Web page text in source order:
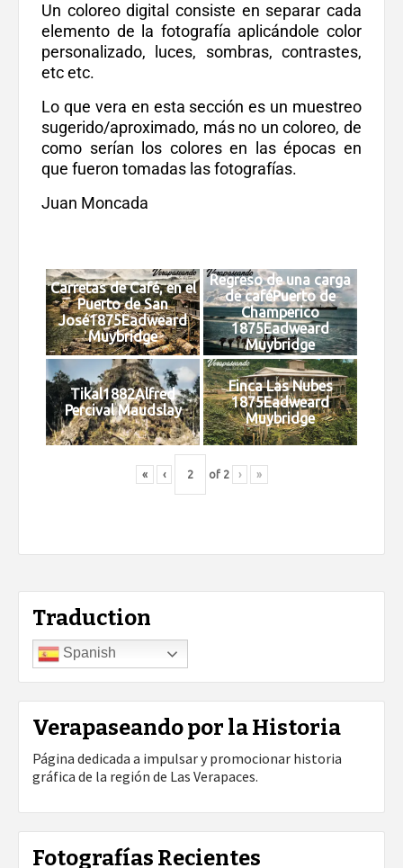
Un coloreo digital consiste en separar cada
elemento de la fotografía aplicándole color
personalizado, luces, sombras, contrastes,
etc etc.
Lo que vera en esta sección es un muestreo
sugerido/aproximado, más no un coloreo, de
como serían los colores en las épocas en
que fueron tomadas las fotografías.
Juan Moncada
Carretas de Café, en el
Puerto de San
José1875Eadweard
Muybridge
Regreso de una carga
de caféPuerto de
Champerico
1875Eadweard
Muybridge
Tikal1882Alfred
Percival Maudslay
Finca Las Nubes
1875Eadweard
Muybridge
« ‹ of 2 › »
Traduction
Spanish
Verapaseando por la Historia
Página dedicada a impulsar y promocionar historia
gráfica de la región de Las Verapaces.
Fotografías Recientes